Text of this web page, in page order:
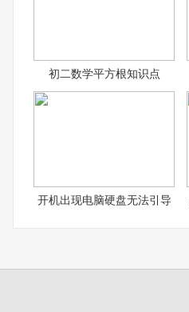
初二数学平方根知识点
开机出现电脑硬盘无法引导